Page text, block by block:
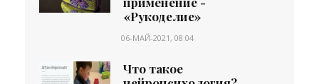
«Рукоделие»
06-МАЙ-2021, 08:04
Что такое